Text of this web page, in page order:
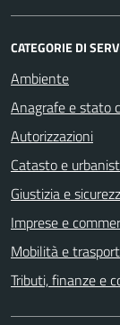
CATEGORIE DI
Ambiente
Anagrafe e stato
Autorizzazioni
Catasto e
Giustizia e
Imprese e
Mobilità e
Tributi, finanze e